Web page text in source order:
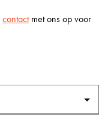
contactmet ons op voor